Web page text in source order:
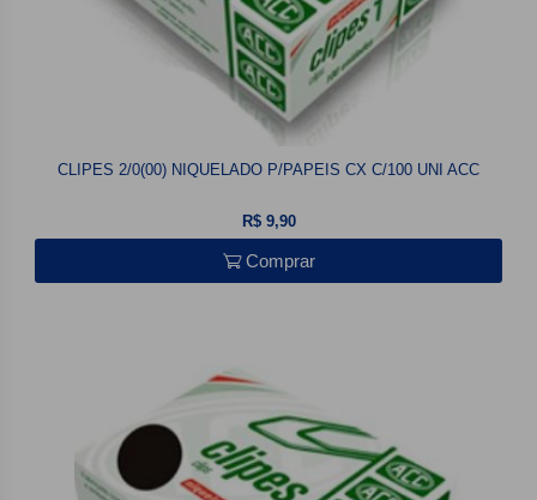
CLIPES 2/0(00) NIQUELADO P/PAPEIS CX C/100 UNI ACC
R$ 9,90
Comprar